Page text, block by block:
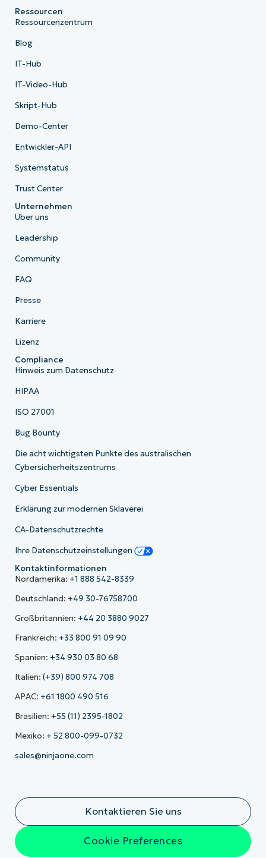
Ressourcen
Ressourcenzentrum
Blog
IT-Hub
IT-Video-Hub
Skript-Hub
Demo-Center
Entwickler-API
Systemstatus
Trust Center
Unternehmen
Über uns
Leadership
Community
FAQ
Presse
Karriere
Lizenz
Compliance
Hinweis zum Datenschutz
HIPAA
ISO 27001
Bug Bounty
Die acht wichtigsten Punkte des australischen
Cybersicherheitszentrums
Cyber Essentials
Erklärung zur modernen Sklaverei
CA-Datenschutzrechte
Ihre Datenschutzeinstellungen
Kontaktinformationen
Nordamerika: +1 888 542-8339
Deutschland: +49 30-76758700
Großbritannien: +44 20 3880 9027
Frankreich: +33 800 91 09 90
Spanien: +34 930 03 80 68
Italien: (+39) 800 974 708
APAC: +61 1800 490 516
Brasilien: +55 (11) 2395-1802
Mexiko: + 52 800-099-0732
sales@ninjaone.com
Kontaktieren Sie uns
Cookie Preferences